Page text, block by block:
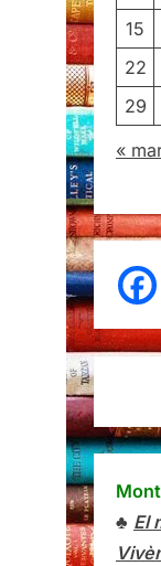
15
22
29
«
♣ El